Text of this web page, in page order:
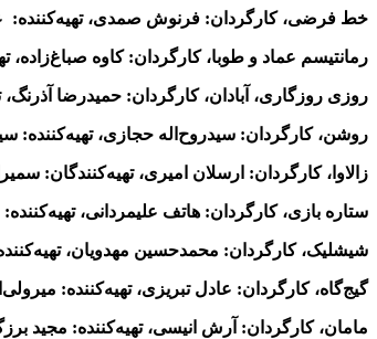
خط فرضی، کارگردان: فرنوش صمدی، تهیه‌‌کننده:
رمانتیسم عماد و طوبا، کارگردان: کاوه صباغ‌زاده،
روزی روزگاری، آبادان، کارگردان: حمیدرضا
روشن، کارگردان: سیدروح‌اله حجازی، تهیه‌کننده:
زالاوا، کارگردان: ارسلان امیری، تهیه‌کنندگان:
ستاره بازی، کارگردان: هاتف علیمردانی،
شیشلیک، کارگردان: محمدحسین مهدویان،
گیج‌گاه، کارگردان: عادل تبریزی، تهیه‌کننده:
مامان، کارگردان: آرش انیسی، تهیه‌کننده: مجید